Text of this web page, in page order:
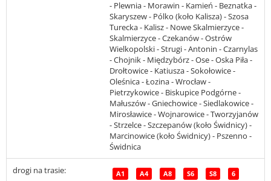
- Plewnia - Morawin - Kamień - Beznatka -
Skaryszew - Pólko (koło Kalisza) - Szosa
Turecka - Kalisz - Nowe Skalmierzyce -
Skalmierzyce - Czekanów - Ostrów
Wielkopolski - Strugi - Antonin - Czarnylas
- Chojnik - Międzybórz - Ose - Oska Piła -
Drołtowice - Katiusza - Sokołowice -
Oleśnica - Łozina - Wrocław -
Pietrzykowice - Biskupice Podgórne -
Małuszów - Gniechowice - Siedlakowice -
Mirosławice - Wojnarowice - Tworzyjanów
- Strzelce - Szczepanów (koło Świdnicy) -
Marcinowice (koło Świdnicy) - Pszenno -
Świdnica
drogi na trasie: A1 A4 A8 S6 S8 6